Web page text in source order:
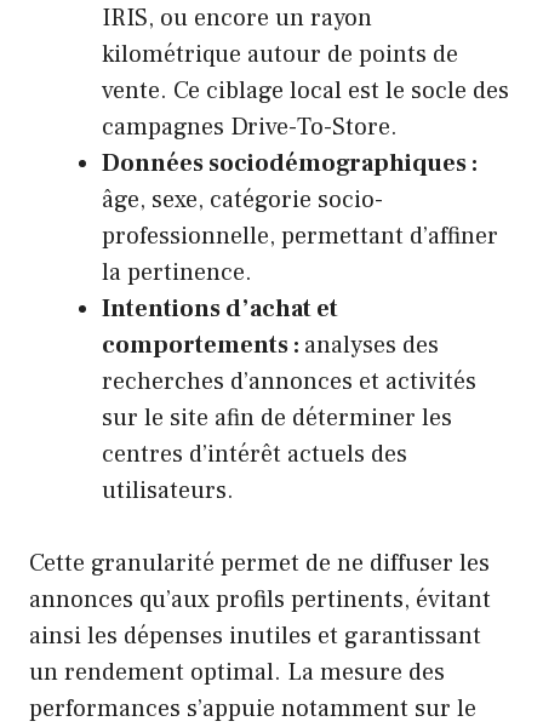
IRIS, ou encore un rayon
kilométrique autour de points de
vente. Ce ciblage local est le socle des
campagnes Drive-To-Store.
Données sociodémographiques :
âge, sexe, catégorie socio-
professionnelle, permettant d’affiner
la pertinence.
Intentions d’achat et
comportements : analyses des
recherches d’annonces et activités
sur le site afin de déterminer les
centres d’intérêt actuels des
utilisateurs.
Cette granularité permet de ne diffuser les
annonces qu’aux profils pertinents, évitant
ainsi les dépenses inutiles et garantissant
un rendement optimal. La mesure des
performances s’appuie notamment sur le